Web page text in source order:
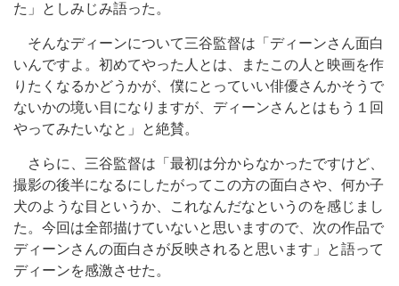
た」としみじみ語った。
そんなディーンについて三谷監督は「ディーンさん面白
いんですよ。初めてやった人とは、またこの人と映画を作
りたくなるかどうかが、僕にとっていい俳優さんかそうで
ないかの境い目になりますが、ディーンさんとはもう１回
やってみたいなと」と絶賛。
さらに、三谷監督は「最初は分からなかったですけど、
撮影の後半になるにしたがってこの方の面白さや、何か子
犬のような目というか、これなんだなというのを感じまし
た。今回は全部描けていないと思いますので、次の作品で
ディーンさんの面白さが反映されると思います」と語って
ディーンを感激させた。